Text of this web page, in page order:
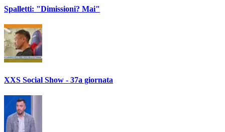
Spalletti: "Dimissioni? Mai"
XXS Social Show - 37a giornata